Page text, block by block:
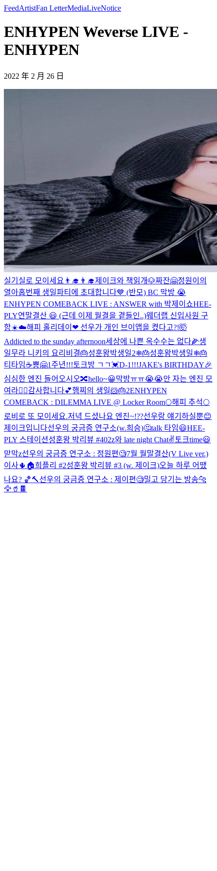
FeedArtistFan LetterMediaLiveNotice
ENHYPEN Weverse LIVE -
ENHYPEN
2022 年 2 月 26 日
실기실로 모이세요👨‍🎓👨‍🎓제이크와 책읽개🐶짜잔🤗정원이의
열아홉번째 생일파티에 초대합니다💙 (반모) BC 막방 😭
ENHYPEN COMEBACK LIVE : ANSWER with 박제이쇼HEE-
PLY연말결산 😃 (근데 이제 월결을 곁들인..)웨더랩 신입사원 구
함☀️☁️해피 홀리데이❤ 선우가 개인 브이앱을 켰다고?!🤯
Addicted to the sunday afternoon세상에 나쁜 옥수수는 없다🌽생
일무라 니키의 요리비결🎂성훈왕박생일2❄🎂성훈왕박생일❄🎂
티타임☕뿅🤗1주년!!!토크방 ㄱㄱ💓D-1!!!JAKE's BIRTHDAY🎉
심심한 엔진 들어오시오🔀hello~😀막방ㅠㅠ😭😭안 자는 엔진 모
여라🙋‍♂️감사합니다💕햄찌의 생일🐹🎂2ENHYPEN
COMEBACK : DILEMMA LIVE @ Locker Room🌕해피 추석🌕
로비로 또 모이세요.저녁 드셨나요 엔진~!??선우랑 얘기하실뿐😊
제이크입니다선우의 궁금증 연구소(w.희승)🤔talk 타임😃HEE-
PLY 스테이션성훈왕 박리뷰 #402z와 late night Chat✌토크time😃
맏막z선우의 궁금증 연구소 : 정원편🧐7월 월말결산(V Live ver.)
이사🌵🏠희플리 #2성훈왕 박리뷰 #3 (w. 제이크)오늘 하루 어땠
나요? 🏀🔨선우의 궁금증 연구소 : 제이편🧐밀고 당기는 방송🐆
🦅🥤🍫